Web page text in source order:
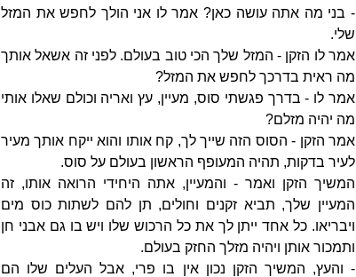
- בני מה אתה עושה כאן? אמר לו אני הולך לחפש את המזל
שלי.
אמר לו הזקן - המזל שלך הכי טוב בעולם. לפני זה אשאל אותך
מה ראית בדרכך לחפש את המזל?
אמר לו - בדרך פגשתי סוס, מעיין, עץ ואריה וכולם שאלו אותי
מה יהיה מזלם?
אמר הזקן - הסוס הזה שייך לך, קח אותו והוא ייקח אותך מעיר
לעיר בדקות, תהיה המעופף הראשון בעולם על סוס.
המשיך הזקן ואמר - והמעיין, אתה היחידי הרואה אותו, זה
המעיין שלך, תביא זקנים וחולים, תן להם לשתות כוס מים
ויבריאו. כל אחד ייתן לך את כל הרכוש שלו ויש בו גם אבני חן
ותמכור אותן ויהיה מזלך החזק בעולם.
- והעץ, המשיך הזקן נכון אין בו פרי, אבל העלים שלו הם